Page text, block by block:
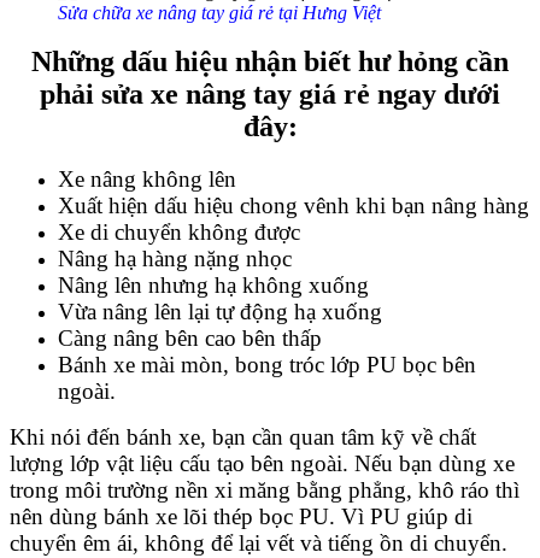
Sửa chữa xe nâng tay giá rẻ tại Hưng Việt
Những dấu hiệu nhận biết hư hỏng cần
phải sửa xe nâng tay giá rẻ ngay dưới
đây:
Xe nâng không lên
Xuất hiện dấu hiệu chong vênh khi bạn nâng hàng
Xe di chuyển không được
Nâng hạ hàng nặng nhọc
Nâng lên nhưng hạ không xuống
Vừa nâng lên lại tự động hạ xuống
Càng nâng bên cao bên thấp
Bánh xe mài mòn, bong tróc lớp PU bọc bên
ngoài.
Khi nói đến bánh xe, bạn cần quan tâm kỹ về chất
lượng lớp vật liệu cấu tạo bên ngoài. Nếu bạn dùng xe
trong môi trường nền xi măng bằng phẳng, khô ráo thì
nên dùng bánh xe lõi thép bọc PU. Vì PU giúp di
chuyển êm ái, không để lại vết và tiếng ồn di chuyển.